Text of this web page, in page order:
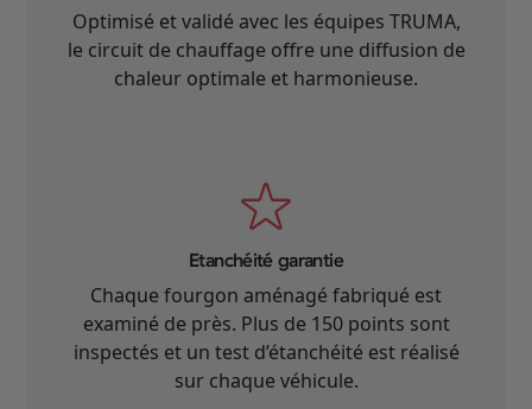
Optimisé et validé avec les équipes TRUMA,
le circuit de chauffage offre une diffusion de
chaleur optimale et harmonieuse.
Etanchéité garantie
Chaque fourgon aménagé fabriqué est
examiné de près. Plus de 150 points sont
inspectés et un test d’étanchéité est réalisé
sur chaque véhicule.